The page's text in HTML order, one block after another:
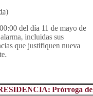
del día 11 de mayo de
incluidas sus
que justifiquen nueva
Prórroga del